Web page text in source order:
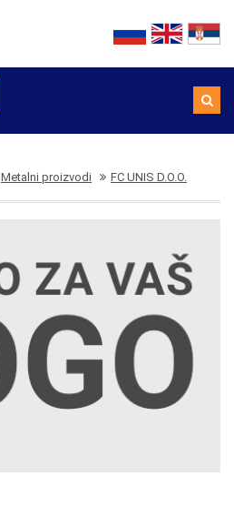
Metalni proizvodi FC UNIS D.O.O.